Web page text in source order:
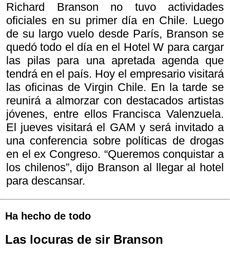
Richard Branson no tuvo actividades
oficiales en su primer día en Chile. Luego
de su largo vuelo desde París, Branson se
quedó todo el día en el Hotel W para cargar
las pilas para una apretada agenda que
tendrá en el país. Hoy el empresario visitará
las oficinas de Virgin Chile. En la tarde se
reunirá a almorzar con destacados artistas
jóvenes, entre ellos Francisca Valenzuela.
El jueves visitará el GAM y será invitado a
una conferencia sobre políticas de drogas
en el ex Congreso. “Queremos conquistar a
los chilenos”, dijo Branson al llegar al hotel
para descansar.
Ha hecho de todo
Las locuras de sir Branson